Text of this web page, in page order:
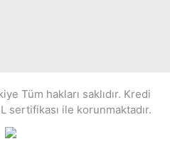
Tüm hakları saklıdır. Kredi
sertifikası ile korunmaktadır.